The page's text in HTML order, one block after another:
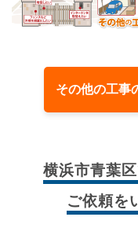
その他の工
横浜市青葉
ご依頼を